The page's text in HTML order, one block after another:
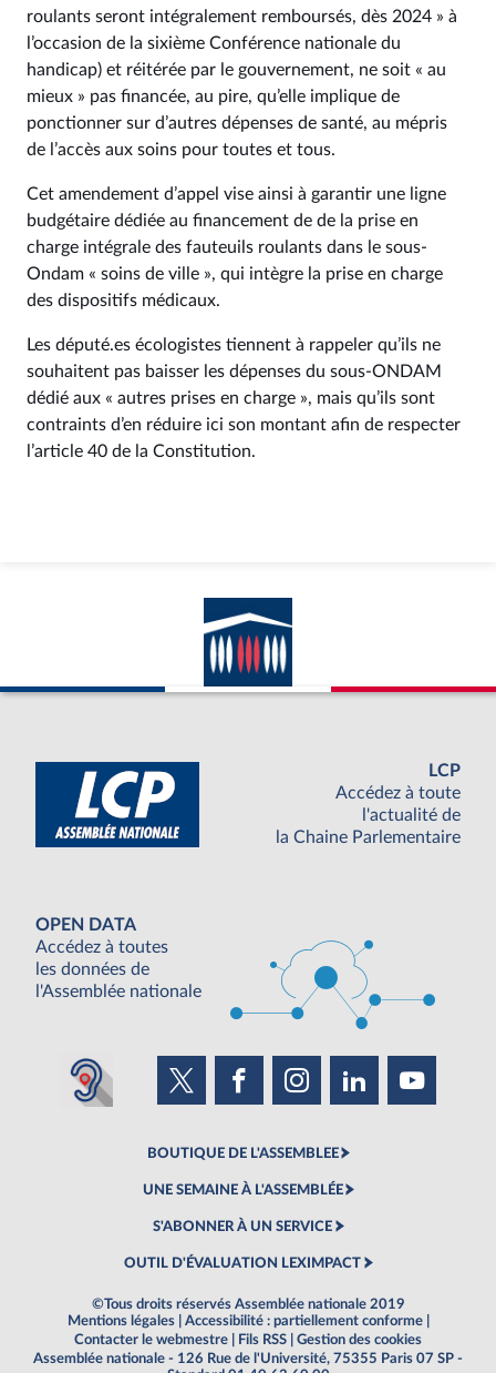
roulants seront intégralement remboursés, dès 2024 » à
l’occasion de la sixième Conférence nationale du
handicap) et réitérée par le gouvernement, ne soit « au
mieux » pas financée, au pire, qu’elle implique de
ponctionner sur d’autres dépenses de santé, au mépris
de l’accès aux soins pour toutes et tous.
Cet amendement d’appel vise ainsi à garantir une ligne
budgétaire dédiée au financement de de la prise en
charge intégrale des fauteuils roulants dans le sous-
Ondam « soins de ville », qui intègre la prise en charge
des dispositifs médicaux.
Les député.es écologistes tiennent à rappeler qu’ils ne
souhaitent pas baisser les dépenses du sous-ONDAM
dédié aux « autres prises en charge », mais qu’ils sont
contraints d’en réduire ici son montant afin de respecter
l’article 40 de la Constitution.
LCP
Accédez à toute
l'actualité de
la Chaine Parlementaire
OPEN DATA
Accédez à toutes
les données de
l'Assemblée nationale
BOUTIQUE DE L'ASSEMBLEE
UNE SEMAINE À L'ASSEMBLÉE
S'ABONNER À UN SERVICE
OUTIL D'ÉVALUATION LEXIMPACT
©Tous droits réservés Assemblée nationale 2019
Mentions légales
Accessibilité : partiellement conforme
Contacter le webmestre
Fils RSS
Gestion des cookies
Assemblée nationale - 126 Rue de l'Université, 75355 Paris 07 SP -